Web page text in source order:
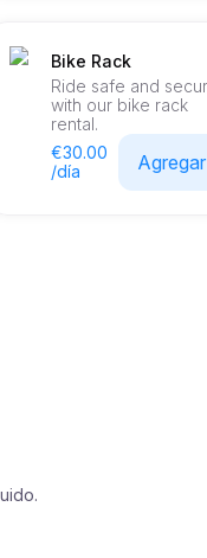
Bike Rack
Ride safe and
with our bike rack
rental.
€30.00
/día
Agregar